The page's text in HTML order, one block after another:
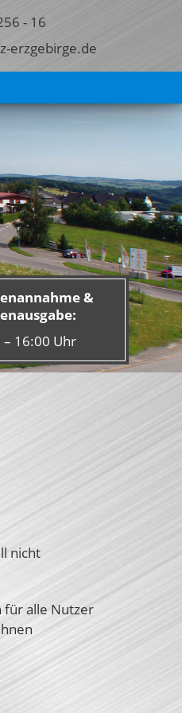
- 16
erzgebirge.de
&
– 16:00 Uhr
nicht
für alle Nutzer